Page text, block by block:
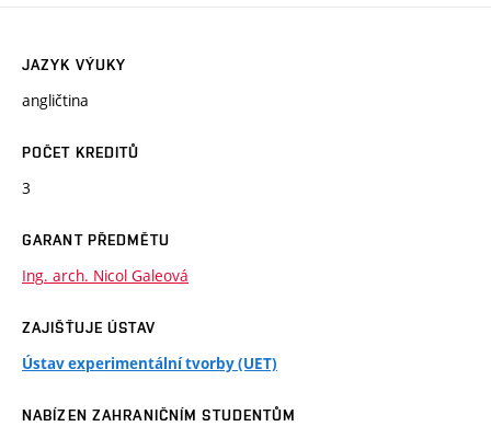
JAZYK VÝUKY
angličtina
POČET KREDITŮ
3
GARANT PŘEDMĚTU
Ing. arch. Nicol Galeová
ZAJIŠŤUJE ÚSTAV
Ústav experimentální tvorby (UET)
NABÍZEN ZAHRANIČNÍM STUDENTŮM